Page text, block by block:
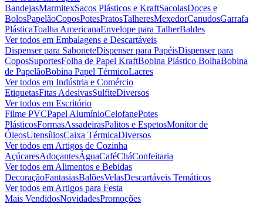
BandejasMarmitexSacos Plásticos e KraftSacolasDoces e
BolosPapelãoCoposPotesPratosTalheresMexedorCanudosGarrafa
PlásticaToalha AmericanaEnvelope para TalherBaldes
Ver todos em Embalagens e Descartáveis
Dispenser para SaboneteDispenser para PapéisDispenser para
CoposSuportesFolha de Papel KraftBobina Plástico BolhaBobina
de PapelãoBobina Papel TérmicoLacres
Ver todos em Indústria e Comércio
EtiquetasFitas AdesivasSulfiteDiversos
Ver todos em Escritório
Filme PVCPapel AlumínioCelofanePotes
PlásticosFormasAssadeirasPalitos e EspetosMonitor de
ÓleosUtensíliosCaixa TérmicaDiversos
Ver todos em Artigos de Cozinha
AçúcaresAdoçantesÁguaCaféCháConfeitaria
Ver todos em Alimentos e Bebidas
DecoraçãoFantasiasBalõesVelasDescartáveis Temáticos
Ver todos em Artigos para Festa
Mais VendidosNovidadesPromoções